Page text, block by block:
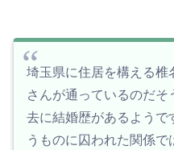
埼玉県に住居を構える椎
さんが通っているのだそ
去に結婚歴があるようで
うものに囚われた関係